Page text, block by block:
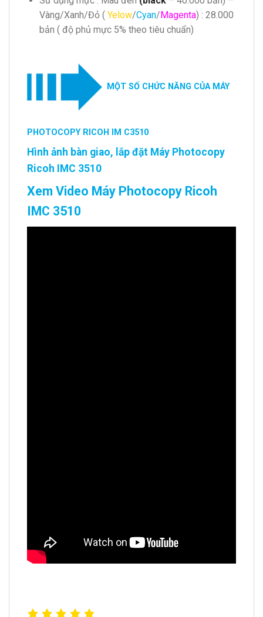
Vàng/Xanh/Đỏ ( Yelow/Cyan/Magenta) : 28.000
bản ( độ phủ mực 5% theo tiêu chuẩn)
MỘT SỐ CHỨC NĂNG CỦA MÁY
PHOTOCOPY RICOH IM C3510
Hình ảnh bàn giao, lắp đặt Máy Photocopy
Ricoh IMC 3510
Xem Video Máy Photocopy Ricoh
IMC 3510